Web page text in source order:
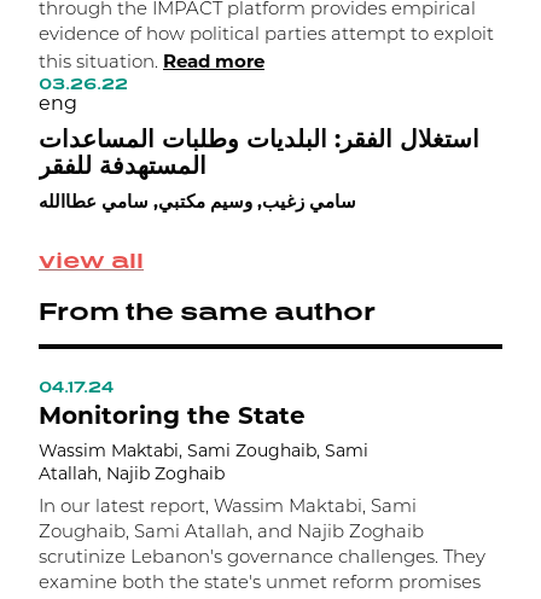
view all
through the IMPACT platform provides empirical
evidence of how political parties attempt to exploit
this situation. Read more
03.26.22
eng
استغلال الفقر: البلديات وطلبات المساعدات
المستهدفة للفقر
سامي زغيب, وسيم مكتبي, سامي عطاالله
From the same author
04.17.24
Monitoring the State
Wassim Maktabi, Sami Zoughaib, Sami
Atallah, Najib Zoghaib
In our latest report, Wassim Maktabi, Sami
Zoughaib, Sami Atallah, and Najib Zoghaib
scrutinize Lebanon's governance challenges. They
examine both the state's unmet reform promises